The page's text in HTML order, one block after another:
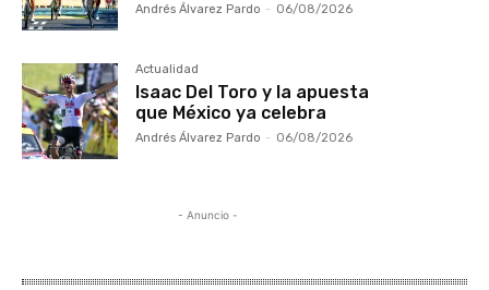
Andrés Álvarez Pardo - 06/08/2026
Actualidad
Isaac Del Toro y la apuesta
que México ya celebra
Andrés Álvarez Pardo - 06/08/2026
- Anuncio -